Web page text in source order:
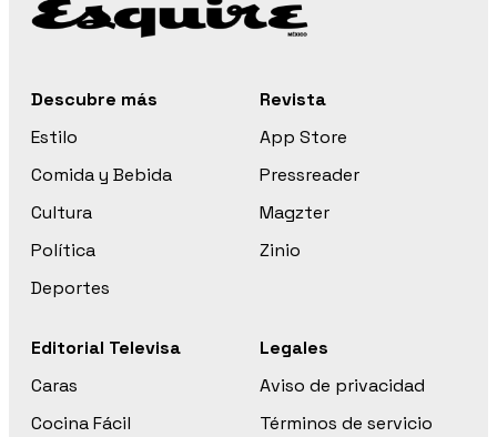
Descubre más
Estilo
Comida y Bebida
Cultura
Política
Deportes
Revista
App Store
Pressreader
Magzter
Zinio
Editorial Televisa
Caras
Cocina Fácil
Legales
Aviso de privacidad
Términos de servicio